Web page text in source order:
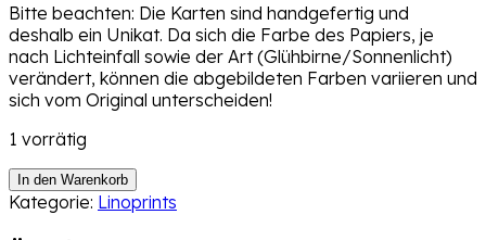
Bitte beachten: Die Karten sind handgefertig und
deshalb ein Unikat. Da sich die Farbe des Papiers, je
nach Lichteinfall sowie der Art (Glühbirne/Sonnenlicht)
verändert, können die abgebildeten Farben variieren und
sich vom Original unterscheiden!
1 vorrätig
Unikat
–
Linoldruck
In den Warenkorb
Kategorie: Linoprints